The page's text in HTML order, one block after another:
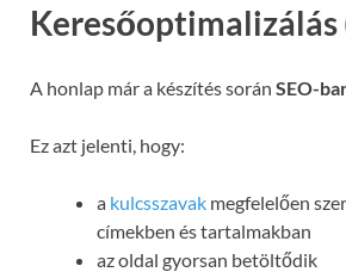
Keresőoptimalizálás
A honlap már a készítés során SEO-
Ez azt jelenti, hogy:
a kulcsszavak megfelelően
címekben és tartalmakban
az oldal gyorsan betöltődik